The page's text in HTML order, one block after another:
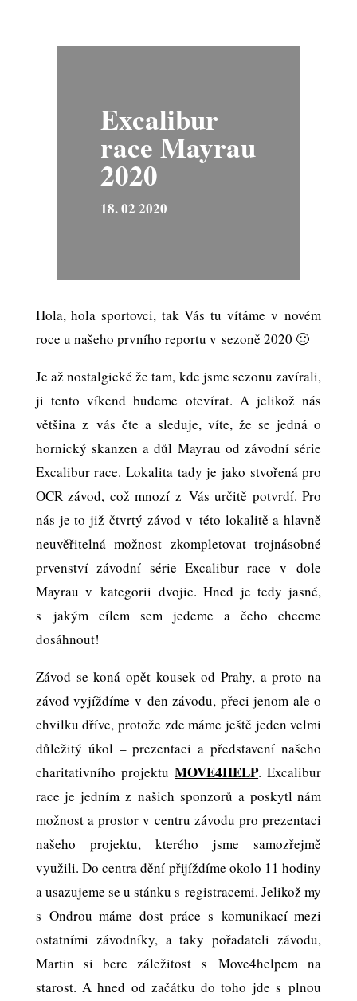
Excalibur
race Mayrau
2020
18. 02 2020
Hola, hola sportovci, tak Vás tu vítáme v novém
roce u našeho prvního reportu v sezoně 2020 🙂
Je až nostalgické že tam, kde jsme sezonu zavírali,
ji tento víkend budeme otevírat. A jelikož nás
většina z vás čte a sleduje, víte, že se jedná o
hornický skanzen a důl Mayrau od závodní série
Excalibur race. Lokalita tady je jako stvořená pro
OCR závod, což mnozí z Vás určitě potvrdí. Pro
nás je to již čtvrtý závod v této lokalitě a hlavně
neuvěřitelná možnost zkompletovat trojnásobné
prvenství závodní série Excalibur race v dole
Mayrau v kategorii dvojic. Hned je tedy jasné,
s jakým cílem sem jedeme a čeho chceme
dosáhnout!
Závod se koná opět kousek od Prahy, a proto na
závod vyjíždíme v den závodu, přeci jenom ale o
chvilku dříve, protože zde máme ještě jeden velmi
důležitý úkol – prezentaci a představení našeho
charitativního projektuMOVE4HELP. Excalibur
race je jedním z našich sponzorů a poskytl nám
možnost a prostor v centru závodu pro prezentaci
našeho projektu, kterého jsme samozřejmě
využili. Do centra dění přijíždíme okolo 11 hodiny
a usazujeme se u stánku s registracemi. Jelikož my
s Ondrou máme dost práce s komunikací mezi
ostatními závodníky, a taky pořadateli závodu,
Martin si bere záležitost s Move4helpem na
starost. A hned od začátku do toho jde s plnou